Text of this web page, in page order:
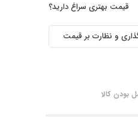
قیمت بهتری سراغ دارید؟
و نظارت بر قیمت
بودن کالا